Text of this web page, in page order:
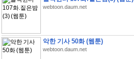
webtoon.daum.net
악한 기사 50화 (웹툰)
webtoon.daum.net